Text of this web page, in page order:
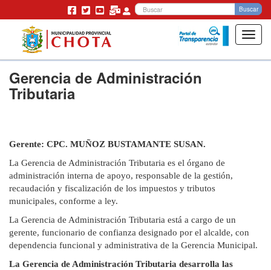
Pasar
contenido
principal
Buscar
Gerencia de Administración
Tributaria
Gerente: CPC. MUÑOZ BUSTAMANTE SUSAN.
La Gerencia de Administración Tributaria es el órgano de
administración interna de apoyo, responsable de la gestión,
recaudación y fiscalización de los impuestos y tributos
municipales, conforme a ley.
La Gerencia de Administración Tributaria está a cargo de un
gerente, funcionario de confianza designado por el alcalde, con
dependencia funcional y administrativa de la Gerencia Municipal.
La Gerencia de Administración Tributaria desarrolla las